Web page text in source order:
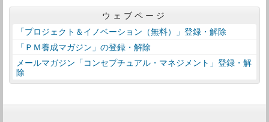
ウェブページ
「プロジェクト＆イノベーション（無料）」登録・解除
「ＰＭ養成マガジン」の登録・解除
メールマガジン「コンセプチュアル・マネジメント」登録・解
除